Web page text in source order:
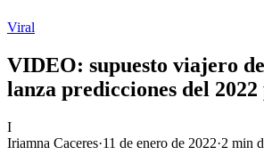
Viral
VIDEO: supuesto viajero
lanza predicciones del
I
Iriamna Caceres·11 de enero de 2022·2 min